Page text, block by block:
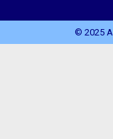
© 2025